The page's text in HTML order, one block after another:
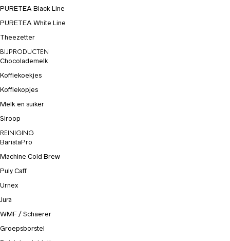
PURETEA Black Line
PURETEA White Line
Theezetter
BIJPRODUCTEN
Chocolademelk
Koffiekoekjes
Koffiekopjes
Melk en suiker
Siroop
REINIGING
BaristaPro
Machine Cold Brew
Puly Caff
Urnex
Jura
WMF / Schaerer
Groepsborstel